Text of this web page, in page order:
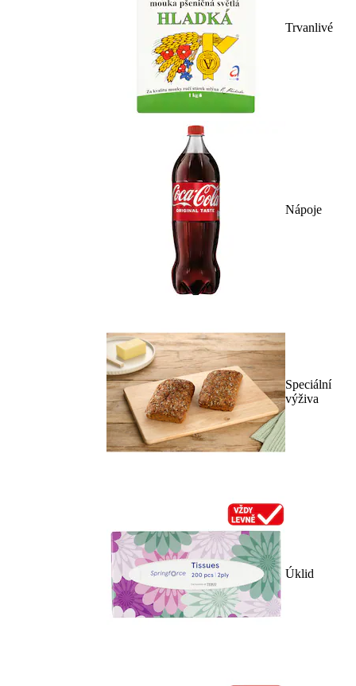
Trvanlivé
Nápoje
Speciální
výživa
Úklid